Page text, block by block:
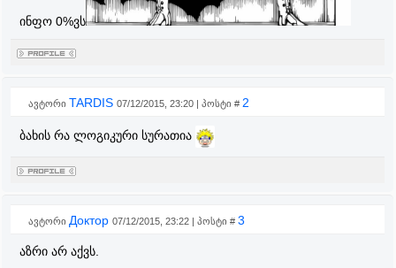
ინფო 0%ვს
ავტორი TARDIS 07/12/2015, 23:20 | პოსტი # 2
ბახის რა ლოგიკური სურათია
ავტორი Доктор 07/12/2015, 23:22 | პოსტი # 3
აზრი არ აქვს.